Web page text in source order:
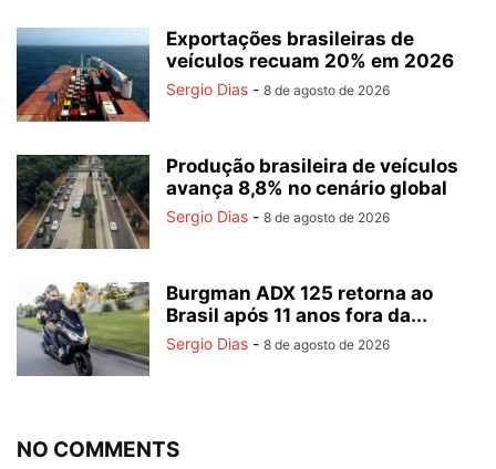
Exportações brasileiras de
veículos recuam 20% em 2026
Sergio Dias - 8 de agosto de 2026
Produção brasileira de veículos
avança 8,8% no cenário global
Sergio Dias - 8 de agosto de 2026
Burgman ADX 125 retorna ao
Brasil após 11 anos fora da...
Sergio Dias - 8 de agosto de 2026
NO COMMENTS